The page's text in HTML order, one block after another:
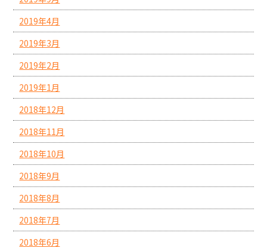
2019年4月
2019年3月
2019年2月
2019年1月
2018年12月
2018年11月
2018年10月
2018年9月
2018年8月
2018年7月
2018年6月